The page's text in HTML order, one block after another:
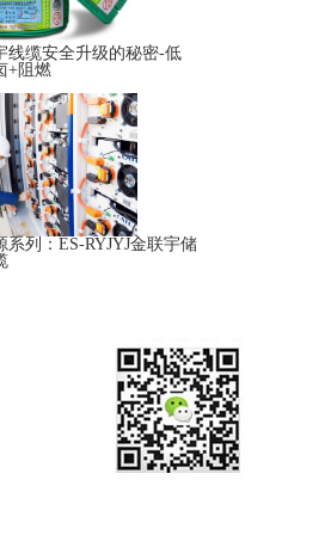
线缆安全升级的秘密-低
+阻燃
系列：ES-RYJYJ金联宇储